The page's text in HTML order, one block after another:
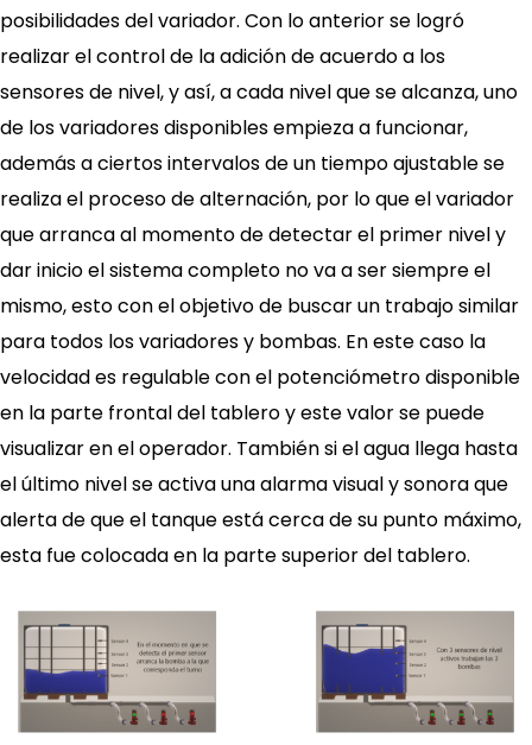
posibilidades del variador. Con lo anterior se logró
realizar el control de la adición de acuerdo a los
sensores de nivel, y así, a cada nivel que se alcanza, uno
de los variadores disponibles empieza a funcionar,
además a ciertos intervalos de un tiempo ajustable se
realiza el proceso de alternación, por lo que el variador
que arranca al momento de detectar el primer nivel y
dar inicio el sistema completo no va a ser siempre el
mismo, esto con el objetivo de buscar un trabajo similar
para todos los variadores y bombas. En este caso la
velocidad es regulable con el potenciómetro disponible
en la parte frontal del tablero y este valor se puede
visualizar en el operador. También si el agua llega hasta
el último nivel se activa una alarma visual y sonora que
alerta de que el tanque está cerca de su punto máximo,
esta fue colocada en la parte superior del tablero.